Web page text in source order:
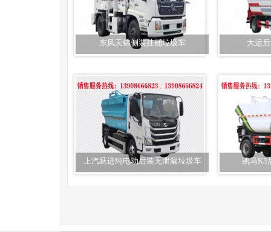
东风天锦侧装挂桶垃圾车 大运
上汽跃进纯电动后装无泄漏垃圾车 凯马K3